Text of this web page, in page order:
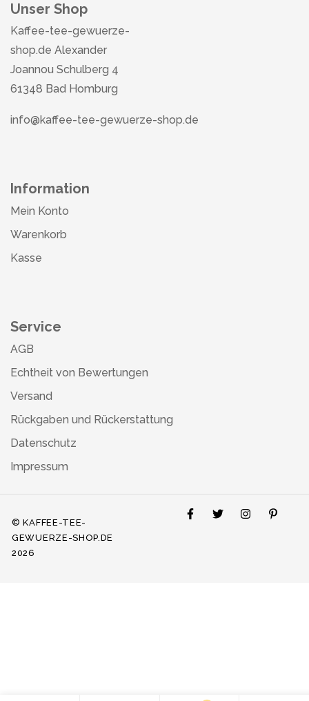
Unser Shop
Kaffee-tee-gewuerze-
shop.de Alexander
Joannou Schulberg 4
61348 Bad Homburg
info@kaffee-tee-gewuerze-shop.de
Information
Mein Konto
Warenkorb
Kasse
Service
AGB
Echtheit von Bewertungen
Versand
Rückgaben und Rückerstattung
Datenschutz
Impressum
© KAFFEE-TEE-
GEWUERZE-SHOP.DE
2026